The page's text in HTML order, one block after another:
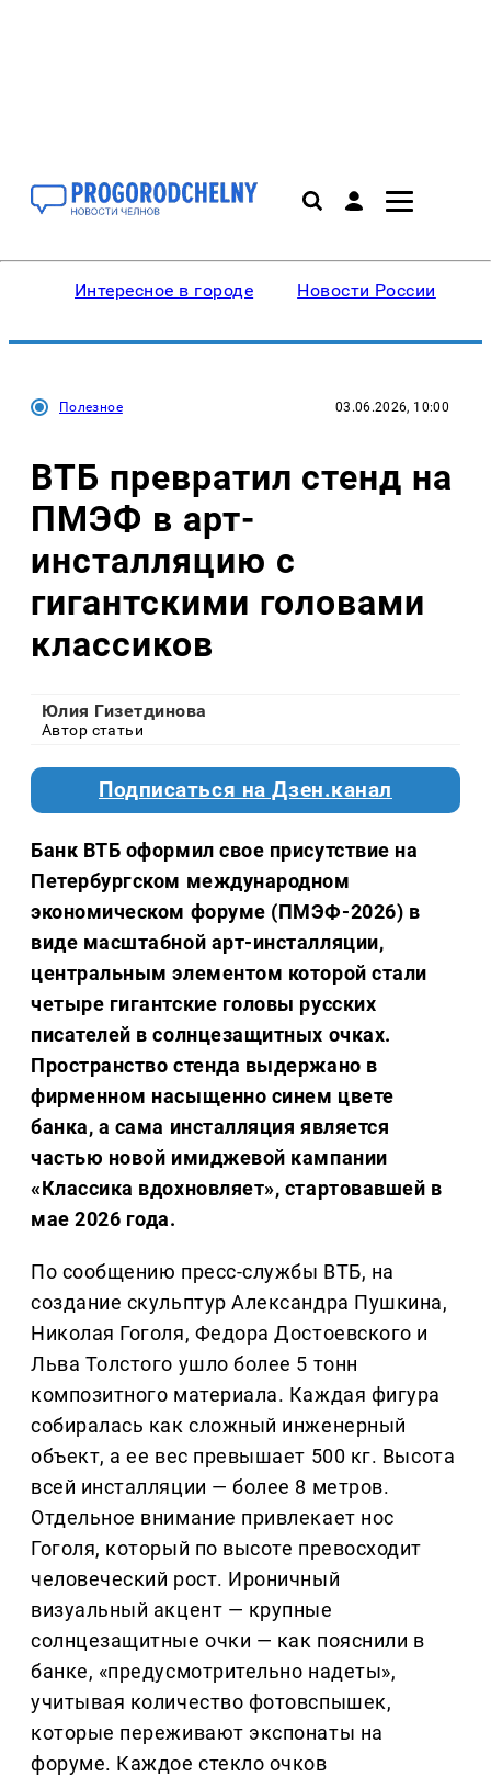
Интересное в городе Новости России
Полезное 03.06.2026, 10:00
ВТБ превратил стенд на
ПМЭФ в арт-
инсталляцию с
гигантскими головами
классиков
Юлия Гизетдинова
Автор статьи
Подписаться на Дзен.канал
Банк ВТБ оформил свое присутствие на
Петербургском международном
экономическом форуме (ПМЭФ-2026) в
виде масштабной арт-инсталляции,
центральным элементом которой стали
четыре гигантские головы русских
писателей в солнцезащитных очках.
Пространство стенда выдержано в
фирменном насыщенно синем цвете
банка, а сама инсталляция является
частью новой имиджевой кампании
«Классика вдохновляет», стартовавшей в
мае 2026 года.
По сообщению пресс-службы ВТБ, на
создание скульптур Александра Пушкина,
Николая Гоголя, Федора Достоевского и
Льва Толстого ушло более 5 тонн
композитного материала. Каждая фигура
собиралась как сложный инженерный
объект, а ее вес превышает 500 кг. Высота
всей инсталляции — более 8 метров.
Отдельное внимание привлекает нос
Гоголя, который по высоте превосходит
человеческий рост. Ироничный
визуальный акцент — крупные
солнцезащитные очки — как пояснили в
банке, «предусмотрительно надеты»,
учитывая количество фотовспышек,
которые переживают экспонаты на
форуме. Каждое стекло очков